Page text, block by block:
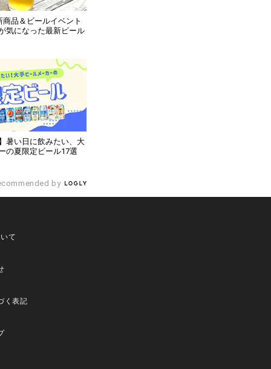
品＆ビールイベント
気になった最新ビール
暑い日に飲みたい、大
の夏限定ビール17選
by
て
く表記